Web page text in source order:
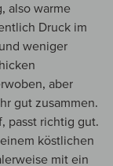
also warme
Druck im
weniger
aber
gut zusammen.
passt richtig gut.
köstlichen
mit ein